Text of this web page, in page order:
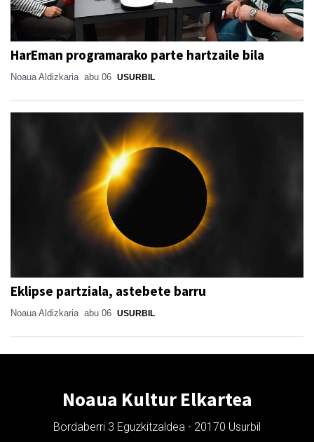
HarEman programarako parte hartzaile bila
Noaua Aldizkaria abu 06 USURBIL
Eklipse partziala, astebete barru
Noaua Aldizkaria abu 06 USURBIL
Noaua Kultur Elkartea
Bordaberri 3 Eguzkitzaldea - 20170 Usurbil